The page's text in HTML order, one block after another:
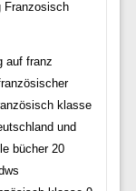
Franzosisch
auf franz
klasse
und
bücher 20